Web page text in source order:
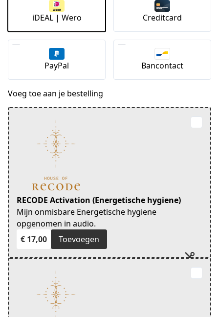
iDEAL | Wero Creditcard
PayPal Bancontact
Voeg toe aan je bestelling
RECODE Activation (Energetische hygiene)
Mijn onmisbare Energetische hygiene
opgenomen in audio.
€ 17,00
Toevoegen